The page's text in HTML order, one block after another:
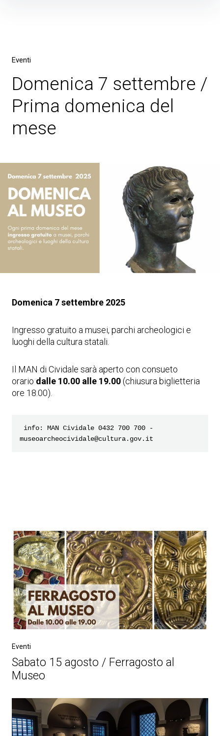
Eventi
Domenica 7 settembre /
Prima domenica del
mese
Domenica 7 settembre 2025
Ingresso gratuito a musei, parchi archeologici e
luoghi della cultura statali.
Il MAN di Cividale sarà aperto con consueto
orario dalle 10.00 alle 19.00(chiusura biglietteria
ore 18.00).
museoarcheocividale@cultura.gov.it
Eventi
Sabato 15 agosto / Ferragosto al
Museo